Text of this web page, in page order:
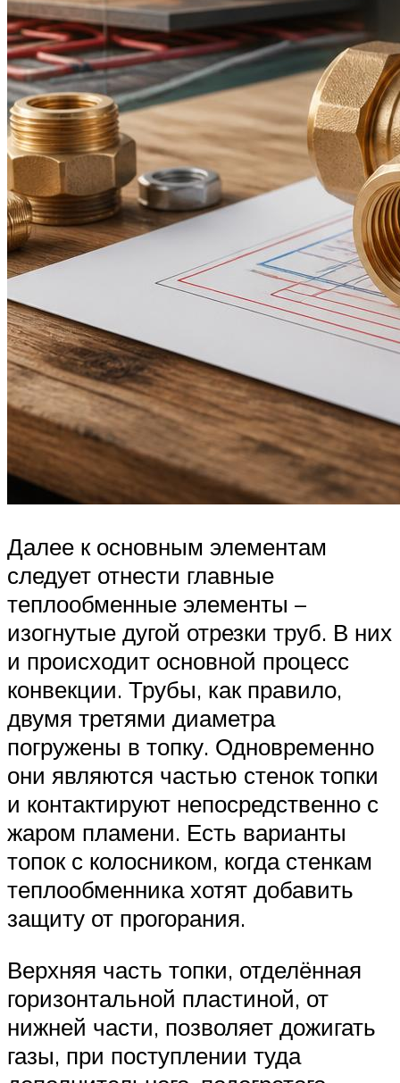
Далее к основным элементам
следует отнести главные
теплообменные элементы –
изогнутые дугой отрезки труб. В них
и происходит основной процесс
конвекции. Трубы, как правило,
двумя третями диаметра
погружены в топку. Одновременно
они являются частью стенок топки
и контактируют непосредственно с
жаром пламени. Есть варианты
топок с колосником, когда стенкам
теплообменника хотят добавить
защиту от прогорания.
Верхняя часть топки, отделённая
горизонтальной пластиной, от
нижней части, позволяет дожигать
газы, при поступлении туда